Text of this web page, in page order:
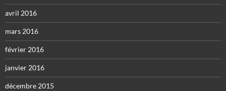
avril 2016
mars 2016
février 2016
janvier 2016
décembre 2015